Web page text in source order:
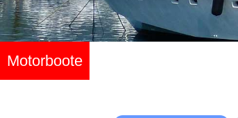
Motorboote